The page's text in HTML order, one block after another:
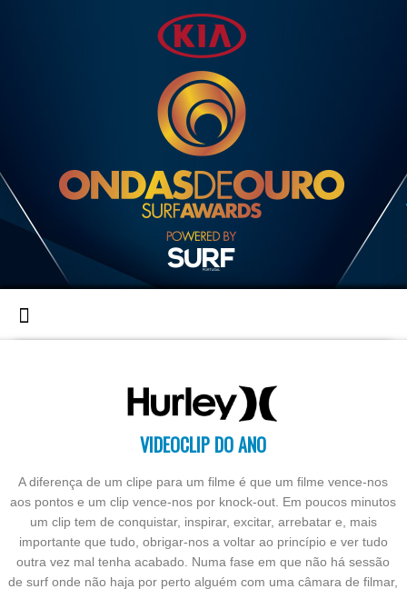
VIDEOCLIP DO ANO
A diferença de um clipe para um filme é que um filme vence-nos
aos pontos e um clip vence-nos por knock-out. Em poucos minutos
um clip tem de conquistar, inspirar, excitar, arrebatar e, mais
importante que tudo, obrigar-nos a voltar ao princípio e ver tudo
outra vez mal tenha acabado. Numa fase em que não há sessão
de surf onde não haja por perto alguém com uma câmara de filmar,